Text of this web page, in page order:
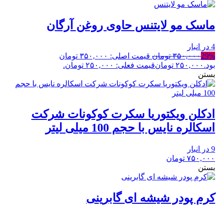
ماسک مو لایتنس حاوی روغن آرگان
4 در انبار
29%۳۵۰,۰۰۰ تومان
قیمت اصلی: ۳۵۰,۰۰۰ تومان
بود. ۲۵۰,۰۰۰ تومانقیمت فعلی: ۲۵۰,۰۰۰ تومان.
بستن
ادکلن ویکتوریا سکرت کوکونات شرکت
اسکالره نایس با حجم 100 میلی لیتر
9 در انبار
۷۵۰,۰۰۰ تومان
بستن
کرم پودر شیشه ای گابرینی